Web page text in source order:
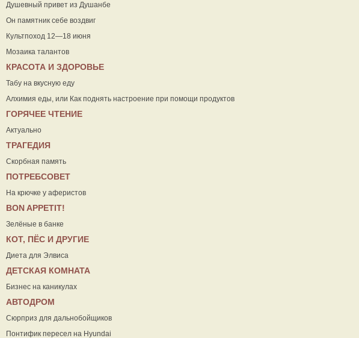
Душевный привет из Душанбе
Он памятник себе воздвиг
Культпоход 12—18 июня
Мозаика талантов
КРАСОТА И ЗДОРОВЬЕ
Табу на вкусную еду
Алхимия еды, или Как поднять настроение при помощи продуктов
ГОРЯЧЕЕ ЧТЕНИЕ
Актуально
ТРАГЕДИЯ
Скорбная память
ПОТРЕБСОВЕТ
На крючке у аферистов
ВON APPETIT!
Зелёные в банке
КОТ, ПЁС И ДРУГИЕ
Диета для Элвиса
ДЕТСКАЯ КОМНАТА
Бизнес на каникулах
АВТОДРОМ
Сюрприз для дальнобойщиков
Понтифик пересел на Hyundai